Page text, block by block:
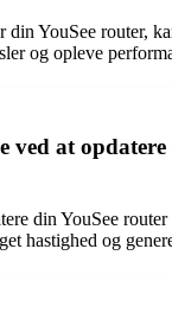
din YouSee router,
og opleve
ved at opdatere
din YouSee
hastighed og